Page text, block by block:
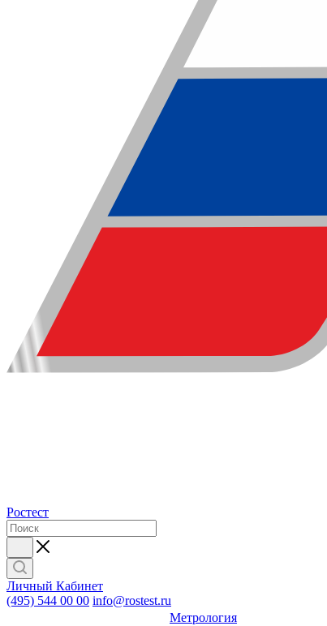
Ростест
Личный Кабинет
(495) 544 00 00 info@rostest.ru
Метрология